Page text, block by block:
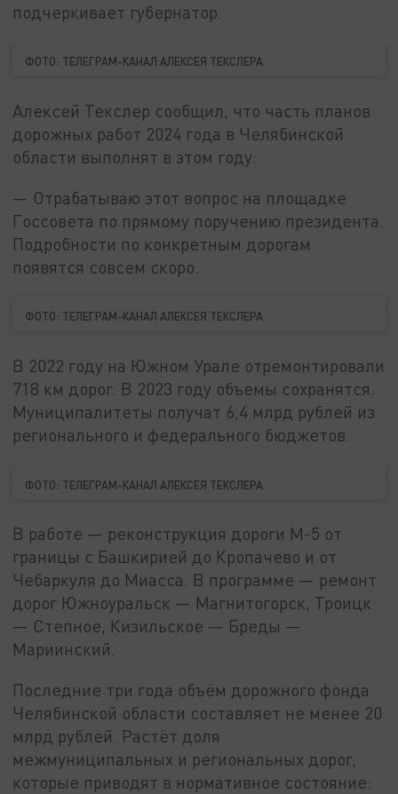
подчеркивает губернатор.
ФОТО: ТЕЛЕГРАМ-КАНАЛ АЛЕКСЕЯ ТЕКСЛЕРА.
Алексей Текслер сообщил, что часть планов
дорожных работ 2024 года в Челябинской
области выполнят в этом году:
— Отрабатываю этот вопрос на площадке
Госсовета по прямому поручению президента.
Подробности по конкретным дорогам
появятся совсем скоро.
ФОТО: ТЕЛЕГРАМ-КАНАЛ АЛЕКСЕЯ ТЕКСЛЕРА.
В 2022 году на Южном Урале отремонтировали
718 км дорог. В 2023 году объемы сохранятся.
Муниципалитеты получат 6,4 млрд рублей из
регионального и федерального бюджетов.
ФОТО: ТЕЛЕГРАМ-КАНАЛ АЛЕКСЕЯ ТЕКСЛЕРА.
В работе — реконструкция дороги М-5 от
границы с Башкирией до Кропачево и от
Чебаркуля до Миасса. В программе — ремонт
дорог Южноуральск — Магнитогорск, Троицк
— Степное, Кизильское — Бреды —
Мариинский.
Последние три года объём дорожного фонда
Челябинской области составляет не менее 20
млрд рублей. Растёт доля
межмуниципальных и региональных дорог,
которые приводят в нормативное состояние: